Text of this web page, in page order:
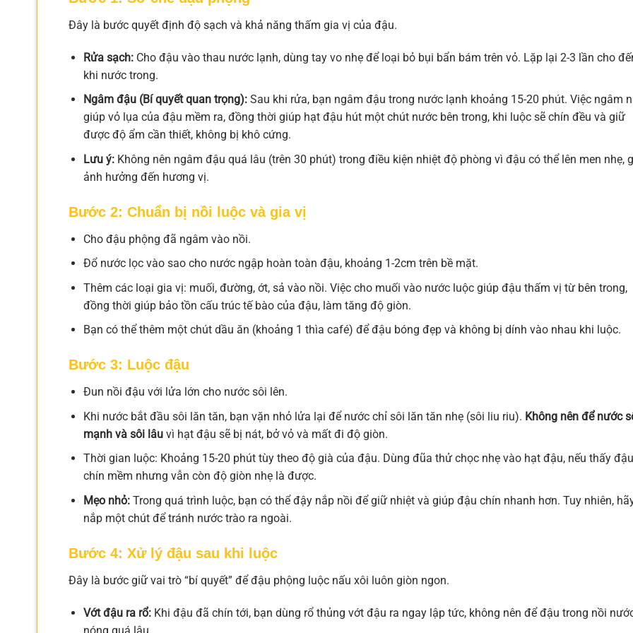
Đây là bước quyết định độ sạch và khả năng thấm gia vị của đậu.
Rửa sạch:Cho đậu vào thau nước lạnh, dùng tay vo nhẹ để loại bỏ bụi bẩn bám trên vỏ. Lặp lại 2-3 lần cho
khi nước trong.
Ngâm đậu (Bí quyết quan trọng):Sau khi rửa, bạn ngâm đậu trong nước lạnh khoảng 15-20 phút. Việc ngâm
giúp vỏ lụa của đậu mềm ra, đồng thời giúp hạt đậu hút một chút nước bên trong, khi luộc sẽ chín đều và giữ
được độ ẩm cần thiết, không bị khô cứng.
Lưu ý:Không nên ngâm đậu quá lâu (trên 30 phút) trong điều kiện nhiệt độ phòng vì đậu có thể lên men nhẹ,
ảnh hưởng đến hương vị.
Bước 2: Chuẩn bị nồi luộc và gia vị
Cho đậu phộng đã ngâm vào nồi.
Đổ nước lọc vào sao cho nước ngập hoàn toàn đậu, khoảng 1-2cm trên bề mặt.
Thêm các loại gia vị: muối, đường, ớt, sả vào nồi. Việc cho muối vào nước luộc giúp đậu thấm vị từ bên trong,
đồng thời giúp bảo tồn cấu trúc tế bào của đậu, làm tăng độ giòn.
Bạn có thể thêm một chút dầu ăn (khoảng 1 thìa café) để đậu bóng đẹp và không bị dính vào nhau khi luộc.
Bước 3: Luộc đậu
Đun nồi đậu với lửa lớn cho nước sôi lên.
Khi nước bắt đầu sôi lăn tăn, bạn vặn nhỏ lửa lại để nước chỉ sôi lăn tăn nhẹ (sôi liu riu). Không nên để nước
mạnh và sôi lâuvì hạt đậu sẽ bị nát, bở vỏ và mất đi độ giòn.
Thời gian luộc: Khoảng 15-20 phút tùy theo độ già của đậu. Dùng đũa thử chọc nhẹ vào hạt đậu, nếu thấy đậu
chín mềm nhưng vẫn còn độ giòn nhẹ là được.
Mẹo nhỏ:Trong quá trình luộc, bạn có thể đậy nắp nồi để giữ nhiệt và giúp đậu chín nhanh hơn. Tuy nhiên,
nắp một chút để tránh nước trào ra ngoài.
Bước 4: Xử lý đậu sau khi luộc
Đây là bước giữ vai trò “bí quyết” để đậu phộng luộc nấu xôi luôn giòn ngon.
Vớt đậu ra rổ:Khi đậu đã chín tới, bạn dùng rổ thủng vớt đậu ra ngay lập tức, không nên để đậu trong nồi
nóng quá lâu.